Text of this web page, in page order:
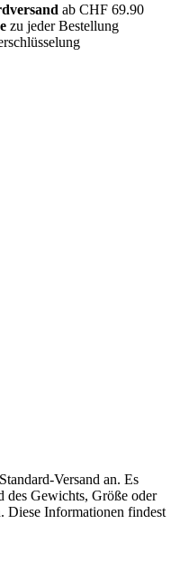
ab CHF 69.90
zu jeder Bestellung
Versand an. Es
des Gewichts, Größe oder
Diese Informationen findest